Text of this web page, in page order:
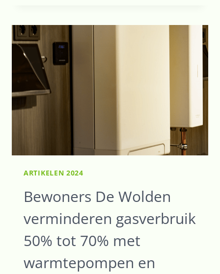
ARTIKELEN 2024
Bewoners De Wolden
verminderen gasverbruik
50% tot 70% met
warmtepompen en